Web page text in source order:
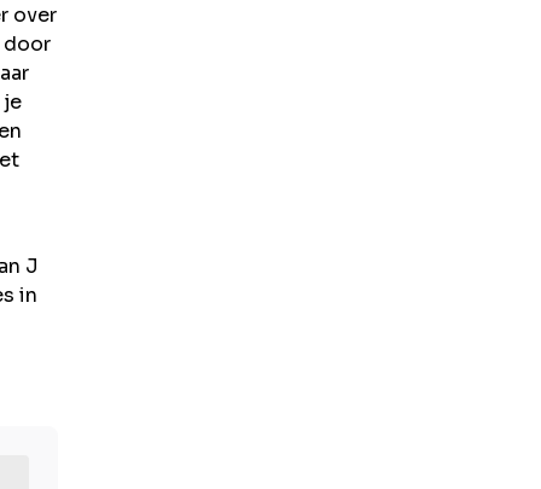
over
door
je
J
in